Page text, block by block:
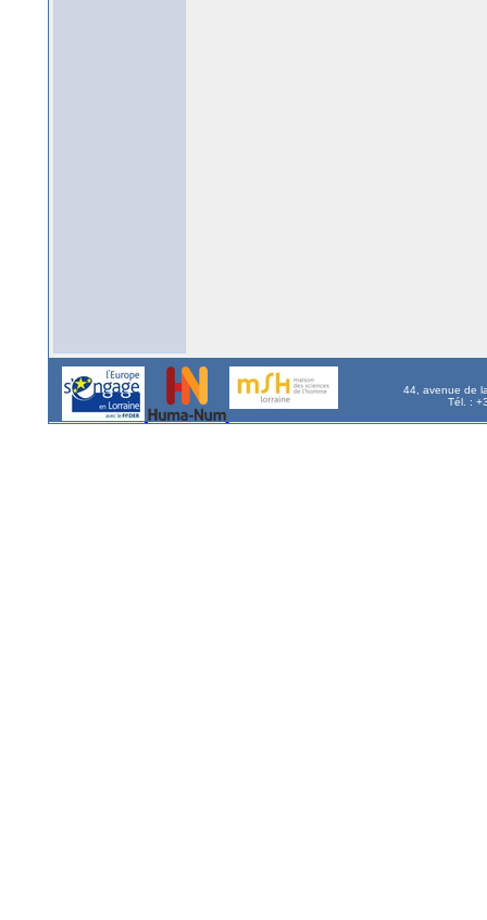
44, avenue de
Tél. :